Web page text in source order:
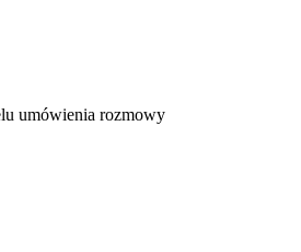
umówienia rozmowy